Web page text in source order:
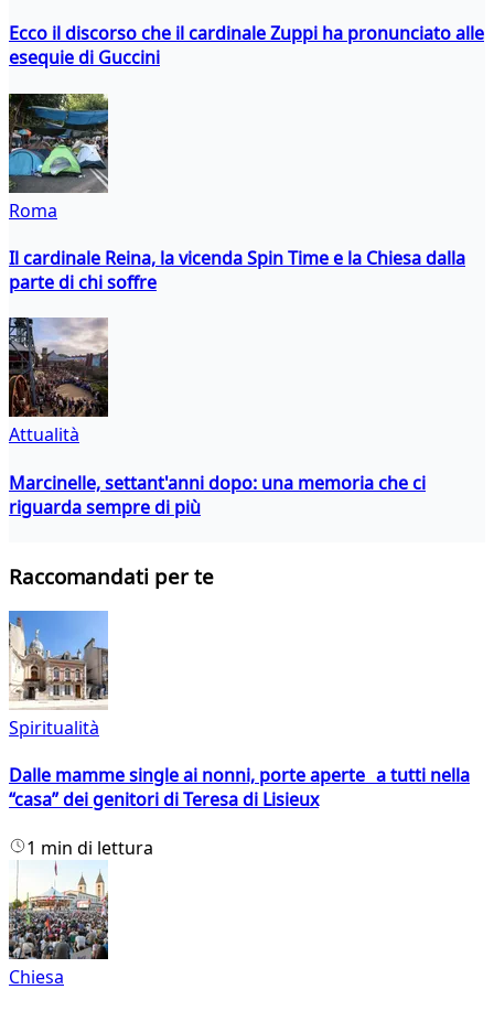
Ecco il discorso che il cardinale Zuppi ha pronunciato alle
esequie di Guccini
Roma
Il cardinale Reina, la vicenda Spin Time e la Chiesa dalla
parte di chi soffre
Attualità
Marcinelle, settant'anni dopo: una memoria che ci
riguarda sempre di più
Raccomandati per te
Spiritualità
Dalle mamme single ai nonni, porte aperte a tutti nella
“casa” dei genitori di Teresa di Lisieux
1 min di lettura
Chiesa